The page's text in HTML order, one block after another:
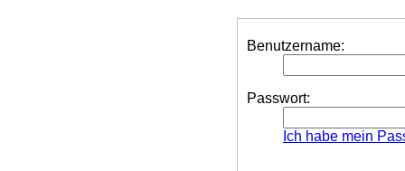
Benutzername:
Passwort:
Ich habe mein